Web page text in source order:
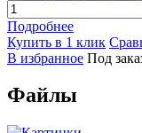
Подробнее
Купить в 1 клик
В избранное Под
Файлы